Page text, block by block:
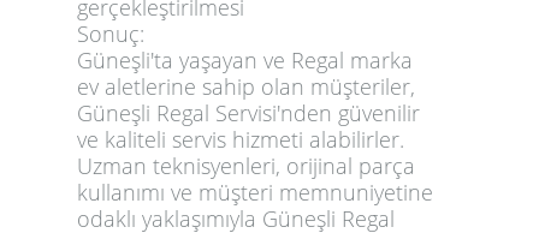
gerçekleştirilmesi
Sonuç:
Güneşli'ta yaşayan ve Regal marka
ev aletlerine sahip olan müşteriler,
Güneşli Regal Servisi'nden güvenilir
ve kaliteli servis hizmeti alabilirler.
Uzman teknisyenleri, orijinal parça
kullanımı ve müşteri memnuniyetine
odaklı yaklaşımıyla Güneşli Regal